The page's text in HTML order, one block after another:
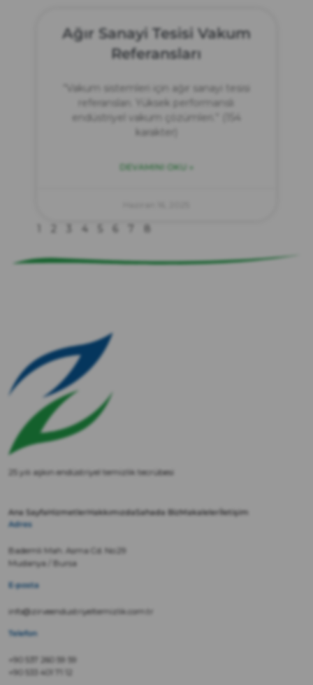
Ağır Sanayi Tesisi Vakum
Referansları
“Vakum sistemleri için ağır sanayi tesisi
referansları. Yüksek performanslı
endüstriyel vakum çözümleri.” (154
karakter)
DEVAMINI OKU »
4
25 yılı aşkın endüstriyel temizlik tecrübesi
Ana SayfaHizmetlerHakkımızdaSahada BizMakaleler İletişim
Adres
Bademli Mah. Asma Cd. No:29
Mudanya / Bursa
E-posta
info@zirveendustriyeltemizlik.com.tr
Telefon
+90 537 260 59 59
+90 533 401 71 12